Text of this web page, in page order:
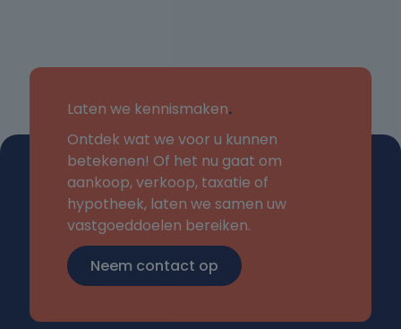
Laten we kennismaken.
Ontdek wat we voor u kunnen
betekenen! Of het nu gaat om
aankoop, verkoop, taxatie of
hypotheek, laten we samen uw
vastgoeddoelen bereiken.
Neem contact op